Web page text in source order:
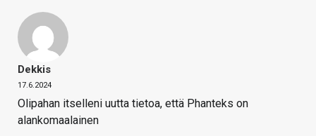
Dekkis
17.6.2024
Olipahan itselleni uutta tietoa, että Phanteks on
alankomaalainen